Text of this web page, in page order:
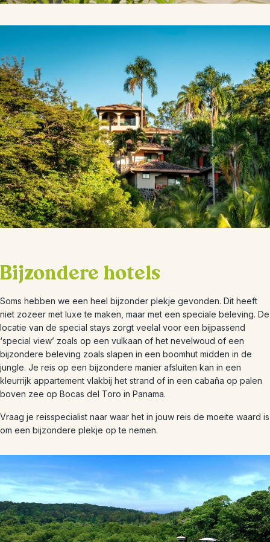
Bijzondere hotels
Soms hebben we een heel bijzonder plekje gevonden. Dit heeft
niet zozeer met luxe te maken, maar met een speciale beleving. De
locatie van de special stays zorgt veelal voor een bijpassend
‘special view’ zoals op een vulkaan of het nevelwoud of een
bijzondere beleving zoals slapen in een boomhut midden in de
jungle. Je reis op een bijzondere manier afsluiten kan in een
kleurrijk appartement vlakbij het strand of in een cabaña op palen
boven zee op Bocas del Toro in Panama.
Vraag je reisspecialist naar waar het in jouw reis de moeite waard is
om een bijzondere plekje op te nemen.